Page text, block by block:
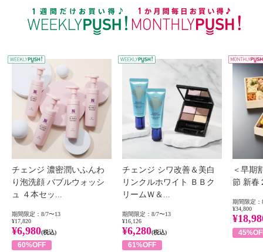
WEEKLY PUSH
チェンジ 濃密潤いふんわ
り泡洗顔 バブルウォッシ
ュ ４本セッ...
期間限定：8/7〜13
¥17,820
¥6,980(税込)
60%OFF
チェンジ シワ改善＆美白
リンクルホワイト ＢＢク
リームＷ＆...
期間限定：8/7〜13
¥16,126
¥6,280(税込)
61%OFF
＜早期
節 新春
期間限定：
¥34,800